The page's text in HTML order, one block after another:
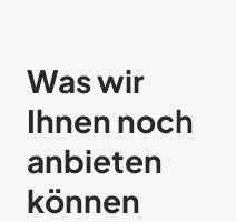
Was wir
Ihnen noch
anbieten
können